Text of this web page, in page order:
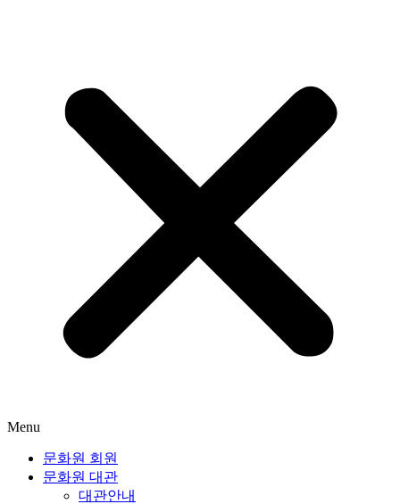
Menu
문화원 회원
문화원 대관
대관안내